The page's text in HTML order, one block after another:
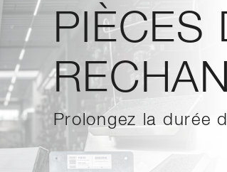
PIÈCES
Prolongez la durée